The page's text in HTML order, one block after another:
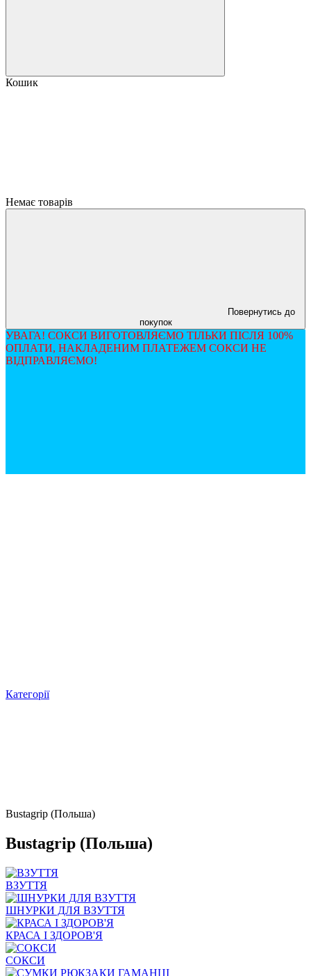
Кошик
Немає товарів
Повернутись до
покупок
УВАГА! СОКСИ ВИГОТОВЛЯЄМО ТІЛЬКИ ПІСЛЯ 100%
ОПЛАТИ, НАКЛАДЕНИМ ПЛАТЕЖЕМ СОКСИ НЕ
ВІДПРАВЛЯЄМО!
Категорії
Bustagrip (Польша)
Bustagrip (Польша)
ВЗУТТЯ
ШНУРКИ ДЛЯ ВЗУТТЯ
КРАСА І ЗДОРОВ'Я
СОКСИ